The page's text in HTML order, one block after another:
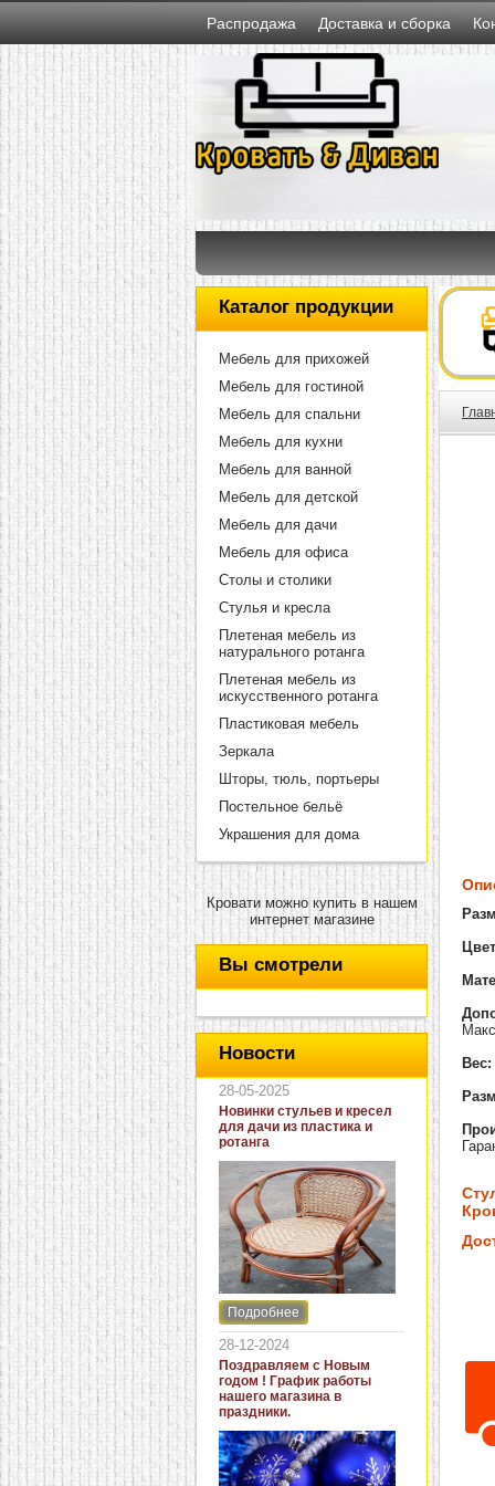
Распродажа Доставка и сборка
Каталог продукции
Мебель для прихожей
Мебель для гостиной
Мебель для спальни
Мебель для кухни
Мебель для ванной
Мебель для детской
Мебель для дачи
Мебель для офиса
Столы и столики
Стулья и кресла
Плетеная мебель из
натурального ротанга
Плетеная мебель из
искусственного ротанга
Пластиковая мебель
Зеркала
Шторы, тюль, портьеры
Постельное бельё
Украшения для дома
Кровати можно купить в нашем
интернет магазине
Вы смотрели
Новости
28-05-2025
Новинки стульев и кресел
для дачи из пластика и
ротанга
Интернет-магазин "Кровать
и диван" представляет
новинки стульев и кресел
для дачи. В ассортименте
представлены как
бюджетные модели из
пластика для дачи, так и
кресла для загородных
домов из натурального и
искусственного ротанга.
Подробнее
28-12-2024
Поздравляем с Новым
годом ! График работы
нашего магазина в
праздники.
Вес: